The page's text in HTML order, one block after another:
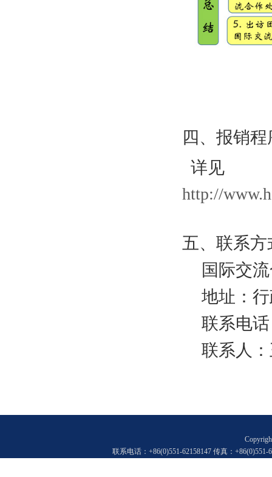
四、报销程
详见
http://
五、联系方
国际交
地址：
联系电话
联系人
联系电话：+86(0)551-62158147 传真：